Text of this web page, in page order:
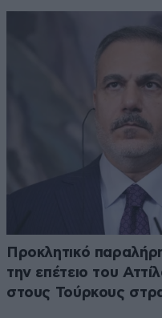
Προκλητικό
την επέτειο του
στους Τούρκους